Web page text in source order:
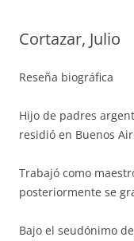
Cortazar, Julio
Reseña biográfica
Hijo de padres
residió en Buenos
Trabajó como
posteriormente se
Bajo el seudónimo